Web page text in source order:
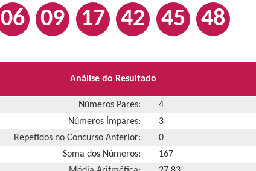
06 09 17 42 45 48
Análise do Resultado
Números Pares:
4
Números Ímpares:
3
Repetidos no Concurso Anterior:
0
Soma dos Números:
167